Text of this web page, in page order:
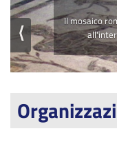
Il mosaico
⟨